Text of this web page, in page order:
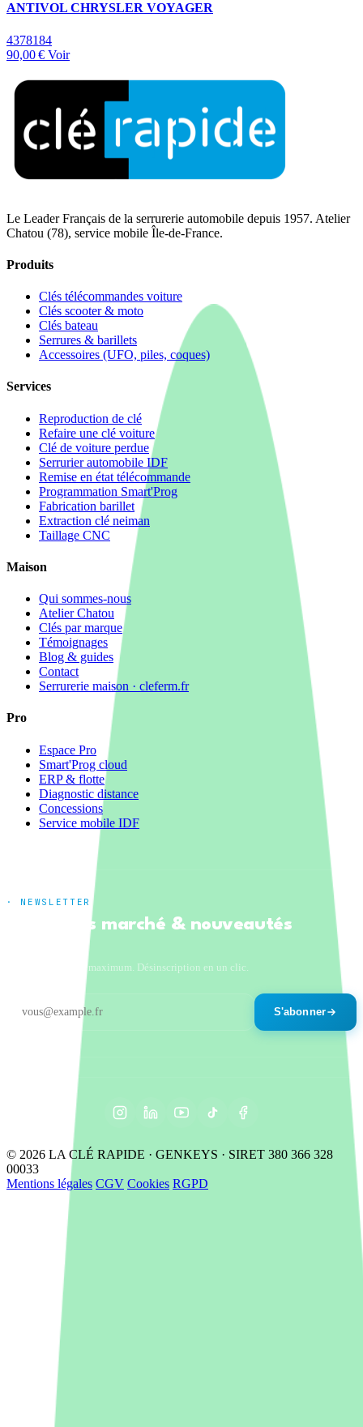
ANTIVOL CHRYSLER VOYAGER
4378184
90,00 € Voir
Le Leader Français de la serrurerie automobile depuis 1957. Atelier
Chatou (78), service mobile Île-de-France.
Produits
Clés télécommandes voiture
Clés scooter & moto
Clés bateau
Serrures & barillets
Accessoires (UFO, piles, coques)
Services
Reproduction de clé
Refaire une clé voiture
Clé de voiture perdue
Serrurier automobile IDF
Remise en état télécommande
Programmation Smart'Prog
Fabrication barillet
Extraction clé neiman
Taillage CNC
Maison
Qui sommes-nous
Atelier Chatou
Clés par marque
Témoignages
Blog & guides
Contact
Serrurerie maison · cleferm.fr
Pro
Espace Pro
Smart'Prog cloud
ERP & flotte
Diagnostic distance
Concessions
Service mobile IDF
· NEWSLETTER
Tendances marché & nouveautés
Un email par mois maximum. Désinscription en un clic.
S'abonner
© 2026 LA CLÉ RAPIDE · GENKEYS · SIRET 380 366 328
00033
Mentions légales CGV Cookies RGPD